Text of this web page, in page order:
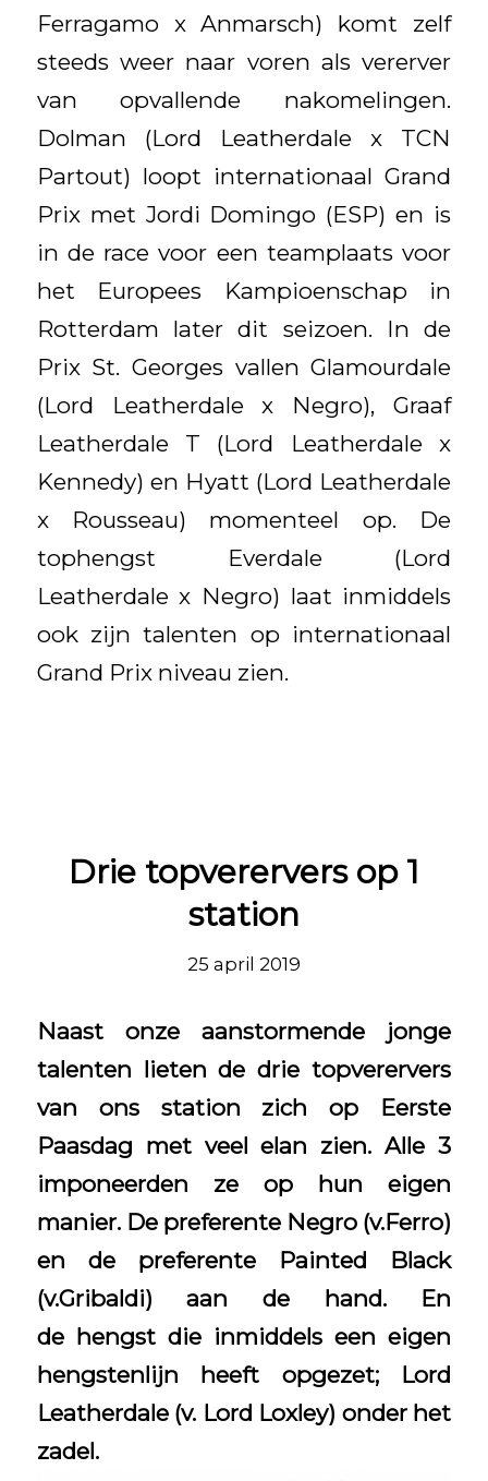
Ferragamo x Anmarsch) komt zelf
steeds weer naar voren als vererver
van opvallende nakomelingen.
Dolman (Lord Leatherdale x TCN
Partout) loopt internationaal Grand
Prix met Jordi Domingo (ESP) en is
in de race voor een teamplaats voor
het Europees Kampioenschap in
Rotterdam later dit seizoen. In de
Prix St. Georges vallen Glamourdale
(Lord Leatherdale x Negro), Graaf
Leatherdale T (Lord Leatherdale x
Kennedy) en Hyatt (Lord Leatherdale
x Rousseau) momenteel op. De
tophengst Everdale (Lord
Leatherdale x Negro) laat inmiddels
ook zijn talenten op internationaal
Grand Prix niveau zien.
Drie topverervers op 1
station
25 april 2019
Naast onze aanstormende jonge
talenten lieten de drie topverervers
van ons station zich op Eerste
Paasdag met veel elan zien. Alle 3
imponeerden ze op hun eigen
manier. De preferente Negro (v.Ferro)
en de preferente Painted Black
(v.Gribaldi) aan de hand. En
de hengst die inmiddels een eigen
hengstenlijn heeft opgezet; Lord
Leatherdale (v. Lord Loxley) onder het
zadel.